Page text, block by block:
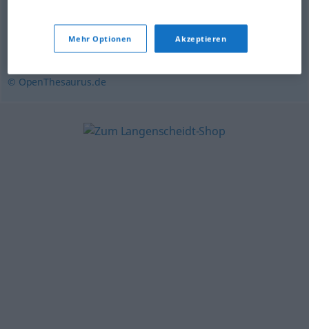
Liebesaffäre (Hauptform),Verhältnis,
Liebesverhältnis
© OpenThesaurus.de
Mehr Optionen Akzeptieren